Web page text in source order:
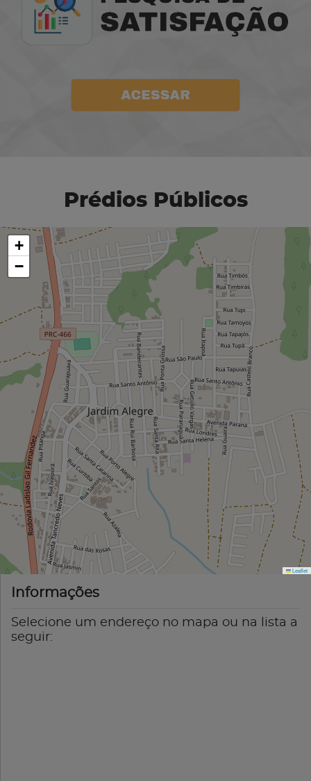
Prédios Públicos
+
−
Leaflet
Informações
Selecione um endereço no mapa ou na lista a
seguir: